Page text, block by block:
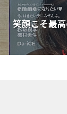
笑顔こそ最